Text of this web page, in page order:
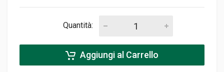
Quantità:
Aggiungi al Carrello